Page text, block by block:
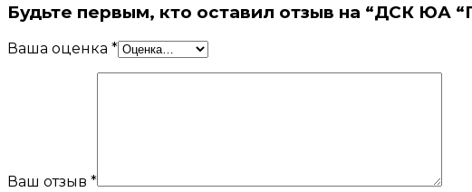
Будьте первым, кто оставил отзыв на “ДСК ЮА
Ваша оценка *
Ваш отзыв *